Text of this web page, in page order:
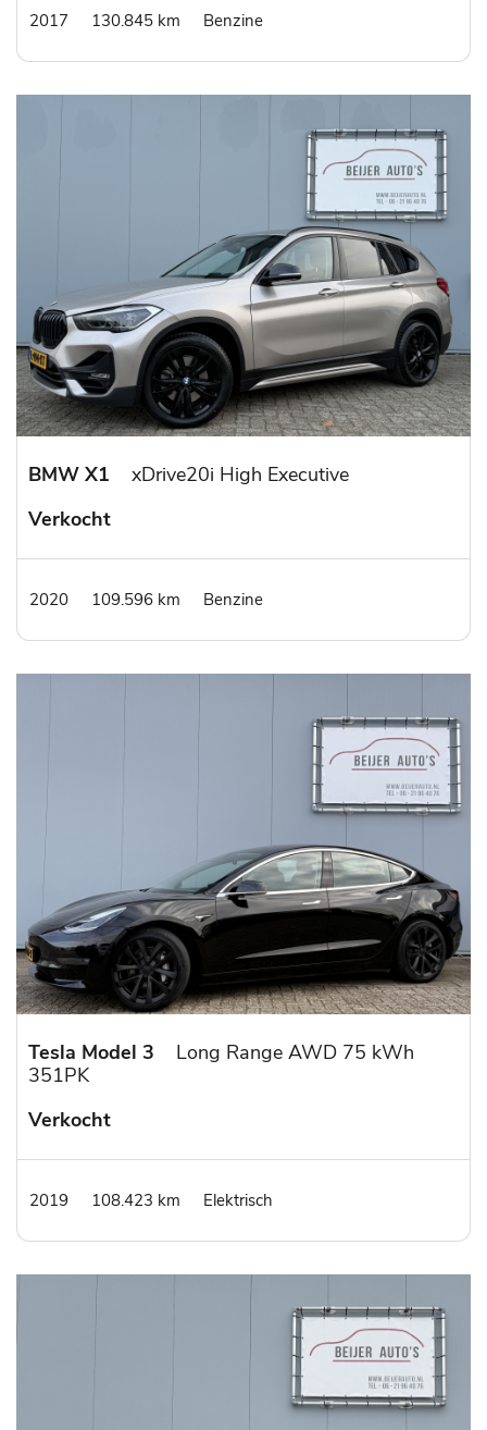
2017 130.845 km Benzine
BMW X1
xDrive20i High Executive
Verkocht
2020 109.596 km Benzine
Tesla Model 3
Long Range AWD 75 kWh
351PK
Verkocht
2019 108.423 km Elektrisch